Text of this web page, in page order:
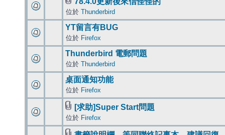
位於 Thunderbird
YT留言有BUG
位於 Firefox
Thunderbird 電郵問題
位於 Thunderbird
桌面通知功能
位於 Firefox
[求助]Super Start問題
位於 Firefox